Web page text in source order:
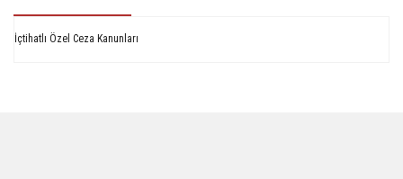
İçtihatlı Özel Ceza Kanunları